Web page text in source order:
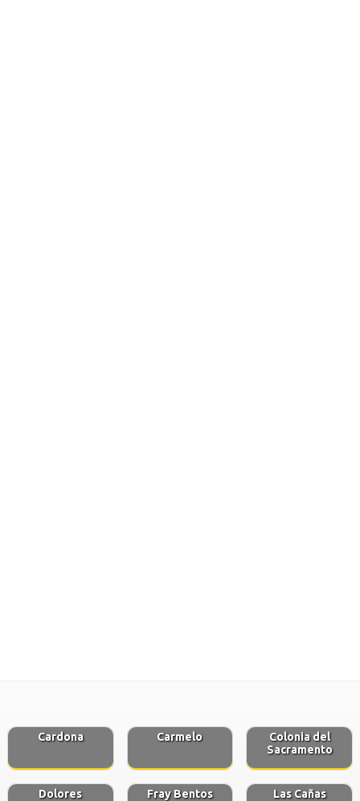
Cardona Carmelo
Colonia del
Sacramento
Dolores Fray Bentos Las Cañas